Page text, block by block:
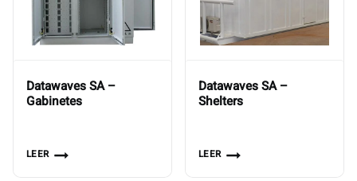
Datawaves SA –
Gabinetes
LEER
Datawaves SA –
Shelters
LEER